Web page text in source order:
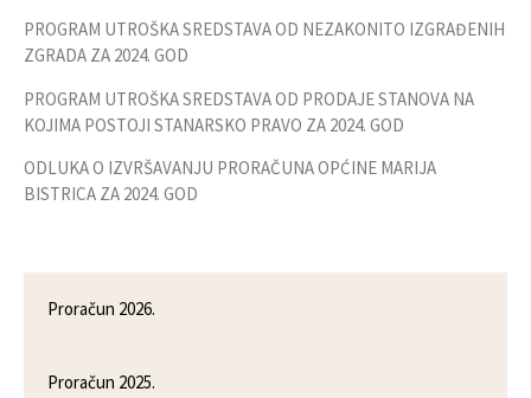
PROGRAM UTROŠKA SREDSTAVA OD NEZAKONITO IZGRAĐENIH
ZGRADA ZA 2024. GOD
PROGRAM UTROŠKA SREDSTAVA OD PRODAJE STANOVA NA
KOJIMA POSTOJI STANARSKO PRAVO ZA 2024. GOD
ODLUKA O IZVRŠAVANJU PRORAČUNA OPĆINE MARIJA
BISTRICA ZA 2024. GOD
Proračun 2026.
Proračun 2025.